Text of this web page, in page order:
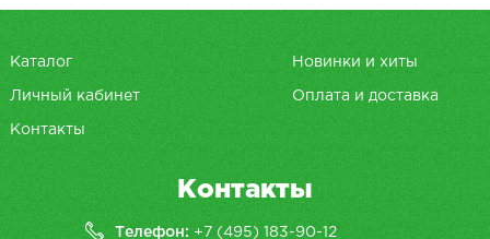
Каталог Новинки и хиты
Личный кабинет Оплата и доставка
Контакты
Контакты
Телефон: +7 (495) 183-90-12